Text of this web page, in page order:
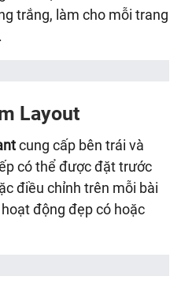
trắng, làm cho mỗi trang
Layout
cung cấp bên trái và
có thể được đặt trước
điều chỉnh trên mỗi bài
động đẹp có hoặc